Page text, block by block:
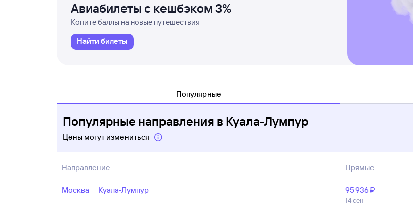
Авиабилеты с кешбэком 3%
Копите баллы на новые путешествия
Найти билеты
Популярные
Популярные направления в Куала-Лумпур
Цены могут измениться
Направление Прямые
Москва — Куала‑Лумпур 95 ⁠936 ⁠₽
14 сен